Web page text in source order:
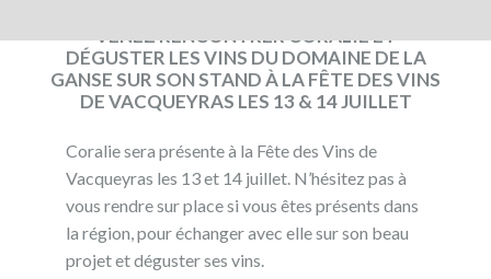
VENEZ RENCONTRER CORALIE ET
DÉGUSTER LES VINS DU DOMAINE DE LA
GANSE SUR SON STAND À LA FÊTE DES VINS
DE VACQUEYRAS LES 13 & 14 JUILLET
Coralie sera présente à la Fête des Vins de
Vacqueyras les 13 et 14 juillet. N’hésitez pas à
vous rendre sur place si vous êtes présents dans
la région, pour échanger avec elle sur son beau
projet et déguster ses vins.